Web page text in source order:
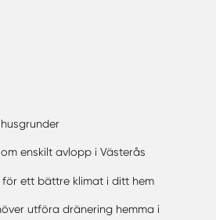
enskilt avlopp i Västerås
för ett bättre klimat i ditt hem
utföra dränering hemma i